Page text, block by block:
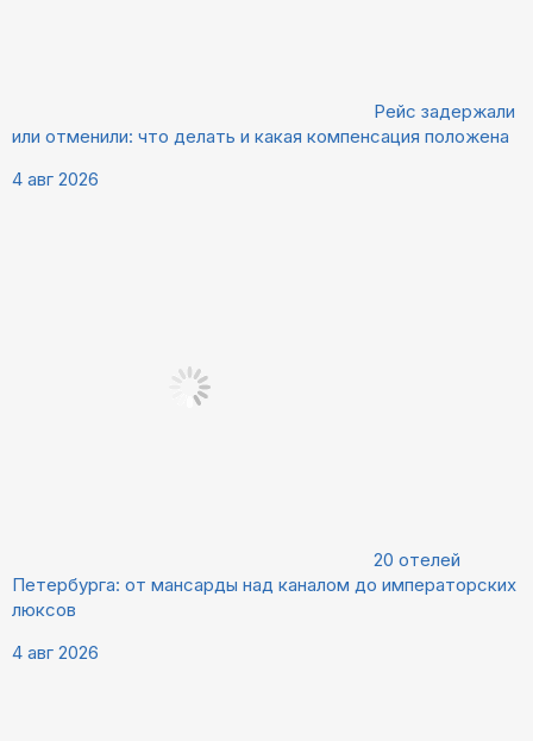
Рейс задержали
или отменили: что делать и какая компенсация положена
4 авг 2026
20 отелей
Петербурга: от мансарды над каналом до императорских
люксов
4 авг 2026